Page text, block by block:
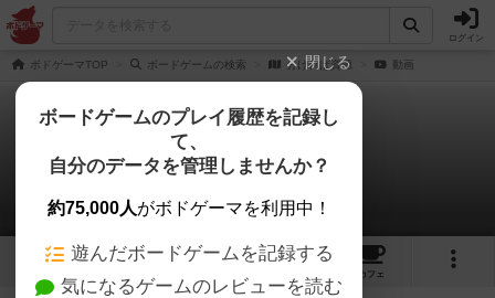
ログイン
ボドゲーマTOP ボードゲームの検索 分ければ資源 動画
分ければ資源
0件の動画
2 2
カフェ
閉じる
ボードゲームのプレイ履歴を記録し
て、
自分のデータを管理しませんか？
約75,000人がボドゲーマを利用中！
遊んだボードゲームを記録する
気になるゲームのレビューを読む